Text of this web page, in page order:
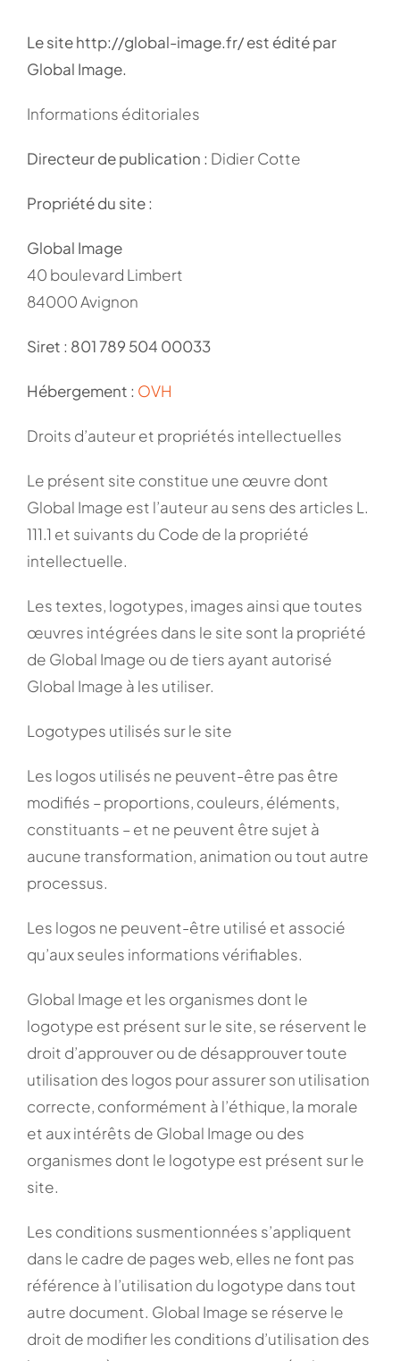
Le site http://global-image.fr/ est édité par
Global Image.
Informations éditoriales
Directeur de publication : Didier Cotte
Propriété du site :
Global Image
40 boulevard Limbert
84000 Avignon
Siret : 801 789 504 00033
Hébergement : OVH
Droits d’auteur et propriétés intellectuelles
Le présent site constitue une œuvre dont
Global Image est l’auteur au sens des articles L.
111.1 et suivants du Code de la propriété
intellectuelle.
Les textes, logotypes, images ainsi que toutes
œuvres intégrées dans le site sont la propriété
de Global Image ou de tiers ayant autorisé
Global Image à les utiliser.
Logotypes utilisés sur le site
Les logos utilisés ne peuvent-être pas être
modifiés – proportions, couleurs, éléments,
constituants – et ne peuvent être sujet à
aucune transformation, animation ou tout autre
processus.
Les logos ne peuvent-être utilisé et associé
qu’aux seules informations vérifiables.
Global Image et les organismes dont le
logotype est présent sur le site, se réservent le
droit d’approuver ou de désapprouver toute
utilisation des logos pour assurer son utilisation
correcte, conformément à l’éthique, la morale
et aux intérêts de Global Image ou des
organismes dont le logotype est présent sur le
site.
Les conditions susmentionnées s’appliquent
dans le cadre de pages web, elles ne font pas
référence à l’utilisation du logotype dans tout
autre document. Global Image se réserve le
droit de modifier les conditions d’utilisation des